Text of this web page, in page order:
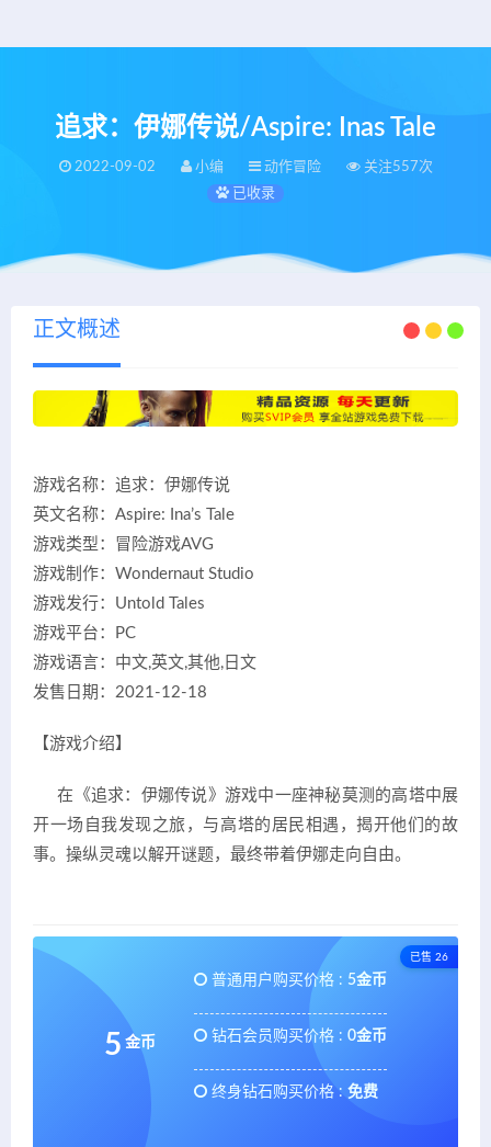
追求：伊娜传说/Aspire: Inas Tale
2022-09-02 小编 动作冒险
关注557次
已收录
正文概述
游戏名称：追求：伊娜传说
英文名称：Aspire: Ina’s Tale
游戏类型：冒险游戏AVG
游戏制作：Wondernaut Studio
游戏发行：Untold Tales
游戏平台：PC
游戏语言：中文,英文,其他,日文
发售日期：2021-12-18
【游戏介绍】
在《追求：伊娜传说》游戏中一座神秘莫测的高塔中展
开一场自我发现之旅，与高塔的居民相遇，揭开他们的故
事。操纵灵魂以解开谜题，最终带着伊娜走向自由。
已售 26
5 金币
普通用户购买价格 : 5金币
钻石会员购买价格 : 0金币
终身钻石购买价格 : 免费